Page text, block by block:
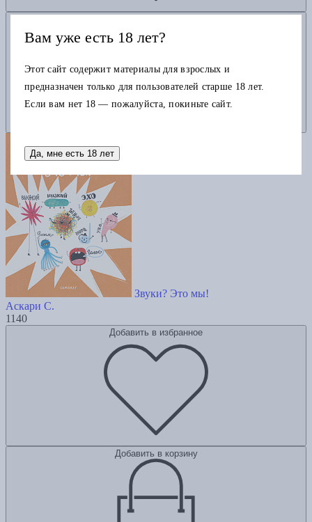
Звуки? Это мы!
Аскари С.
1140
Добавить в избранное
Добавить в корзину
Вам уже есть 18 лет?
Этот сайт содержит материалы для взрослых и
предназначен только для пользователей старше 18 лет.
Если вам нет 18 — пожалуйста, покиньте сайт.
Да, мне есть 18 лет